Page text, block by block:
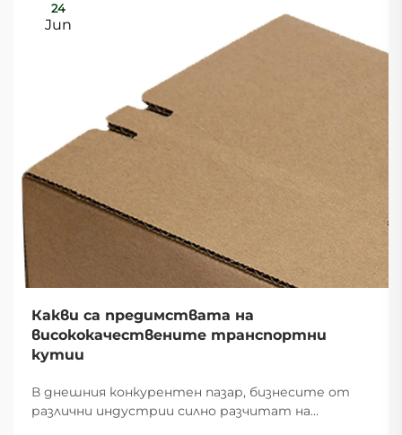
24
Jun
Какви са предимствата на
висококачествените транспортни
кутии
В днешния конкурентен пазар, бизнесите от
различни индустрии силно разчитат на